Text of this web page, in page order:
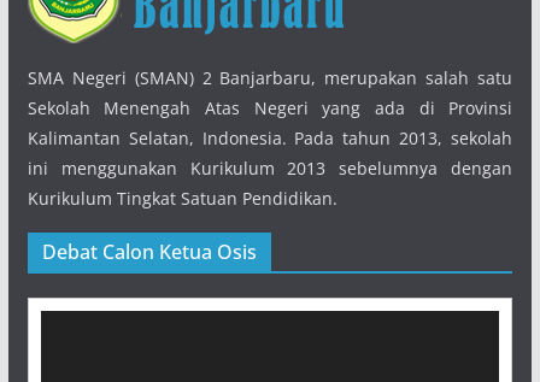
SMA Negeri (SMAN) 2 Banjarbaru, merupakan salah satu
Sekolah Menengah Atas Negeri yang ada di Provinsi
Kalimantan Selatan, Indonesia. Pada tahun 2013, sekolah
ini menggunakan Kurikulum 2013 sebelumnya dengan
Kurikulum Tingkat Satuan Pendidikan.
Debat Calon Ketua Osis